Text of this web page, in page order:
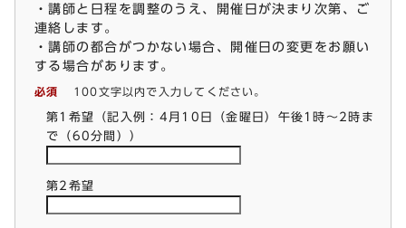
・講師と日程を調整のうえ、開催日が決まり次第、ご
連絡します。
・講師の都合がつかない場合、開催日の変更をお願い
する場合があります。
必須 100文字以内で入力してください。
第1希望（記入例：4月10日（金曜日）午後1時～2時ま
で（60分間））
第2希望